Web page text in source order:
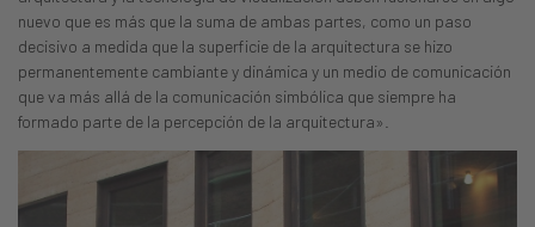
nuevo que es más que la suma de ambas partes, como un paso
decisivo a medida que la superficie de la arquitectura se hizo
permanentemente cambiante y dinámica y un medio de comunicación
que va más allá de la comunicación simbólica que siempre ha
formado parte de la percepción de la arquitectura».